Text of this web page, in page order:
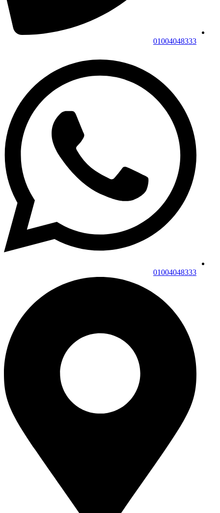
01004048333
01004048333